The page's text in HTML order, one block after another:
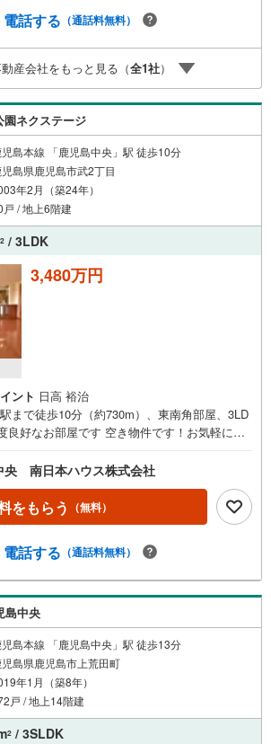
ー原良店まで徒歩8分（約630m）・医療法人
病院まで徒歩10分（約780m）・城西中学校ま
約1150m）ご希望があれば近隣の資料をお持
他にもご覧になりたい物件があれば、遠慮な
が可能です 売却のご相談・査定も無料で受付
ならハウスドゥ鹿児島中央の南日本ハウスに
！
電話する （通話料無料）
産会社をもっと見る（全1社）
園ネクステージ
児島本線 「鹿児島中央」駅 徒歩10分
児島県鹿児島市武2丁目
年2月（築24年）
戸 / 地上6階建
2 / 3LDK
3,480万円
ント 日高 裕治
まで徒歩10分（約730m）、東南角部屋、3LD
良好なお部屋です 空き物件です！お気軽にお
眺望良好なお部屋です バリアフリー設計のマ
車場からロビーまでスロープが作られていま
差が少なく、手すりが多く設置してあります！
藻土で仕上げてあり、調湿や脱臭効果で快適
まで徒歩3分（約180m）・鹿児島銀行西武町支
分（約520m）・マツモトキヨシ武町店まで徒
）・タイヨー武町店まで徒歩9分（約700
校まで徒歩11分（約870m）・武中学校まで徒
）＝リフォーム＝リフォームのお見積り
す 南日本ハウスなら物件購入からリフォーム
で出来るのでお客様のお手間が少なくスムー
きます！まずは物件のご見学からお気軽にお
ださい
央 南日本ハウス株式会社
をもらう （無料）
電話する （通話料無料）
島中央
児島本線 「鹿児島中央」駅 徒歩13分
児島県鹿児島市上荒田町
年1月（築8年）
戸 / 地上14階建
2 / 3SLDK